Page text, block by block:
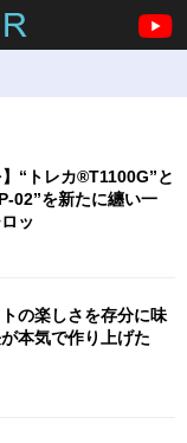
】“トレカ®T1100G”と
02”を新たに纏い一
ッ
トの楽しさを存分に味
本気で作り上げた